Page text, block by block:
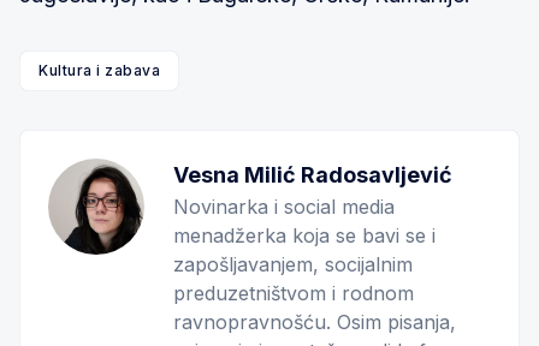
Kultura i zabava
Vesna Milić Radosavljević
Novinarka i social media
menadžerka koja se bavi se i
zapošljavanjem, socijalnim
preduzetništvom i rodnom
ravnopravnošću. Osim pisanja,